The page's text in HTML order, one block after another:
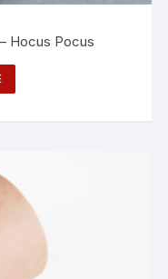
Hocus Pocus